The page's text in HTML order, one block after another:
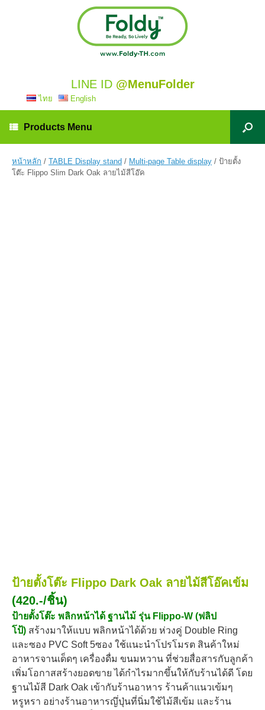
LINE ID @MenuFolder
ไทย English
Products Menu
หน้าหลัก / TABLE Display stand / Multi-page Table display / ป้ายตั้ง
โต๊ะ Flippo Slim Dark Oak ลายไม้สีโอ๊ค
ป้ายตั้งโต๊ะ Flippo Dark Oak ลายไม้สีโอ๊คเข้ม
(420.-/ชิ้น)
ป้ายตั้งโต๊ะ พลิกหน้าได้ ฐานไม้ รุ่น Flippo-W (ฟลิป
โป้) สร้างมาให้แบบ พลิกหน้าได้ด้วย ห่วงคู่ Double Ring
และซอง PVC Soft 5ซอง ใช้แนะนำโปรโมรต สินค้าใหม่
อาหารจานเด็ดๆ เครื่องดื่ม ขนมหวาน ที่ช่วยสื่อสารกับลูกค้า
เพิ่มโอกาสสร้างยอดขาย ได้กำไรมากขึ้นให้กับร้านได้ดี โดย
ฐานไม้สี Dark Oak เข้ากับร้านอาหาร ร้านค้าแนวเข้มๆ
หรูหรา อย่างร้านอาหารญึ่ปุ่นที่นิ่มใช้ไม้สีเข้ม และร้าน